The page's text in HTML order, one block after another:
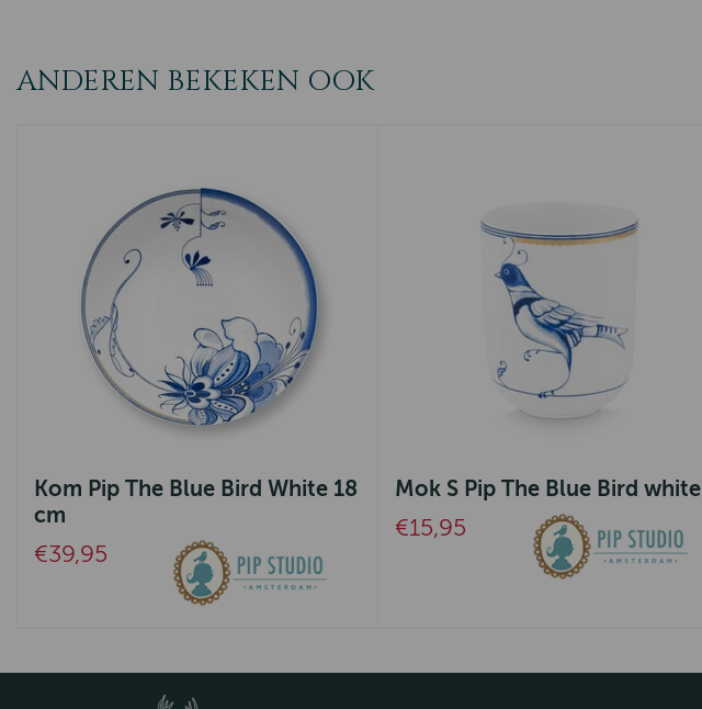
ANDEREN BEKEKEN OOK
Kom Pip The Blue Bird White 18
cm
€39,95
Mok S Pip The Blue Bird white
€15,95